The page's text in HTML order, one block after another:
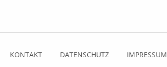
KONTAKT DATENSCHUTZ IMPRESSUM